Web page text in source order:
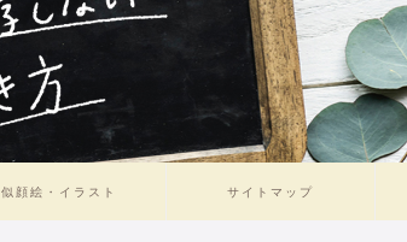
似顔絵・イラスト サイトマップ